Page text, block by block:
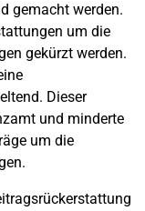
gemacht werden.
um die
gekürzt werden.
Dieser
und minderte
um die